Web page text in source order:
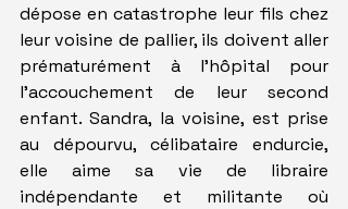
dépose en catastrophe leur fils chez
leur voisine de pallier, ils doivent aller
prématurément à l'hôpital pour
l'accouchement de leur second
enfant. Sandra, la voisine, est prise
au dépourvu, célibataire endurcie,
elle aime sa vie de libraire
indépendante et militante où